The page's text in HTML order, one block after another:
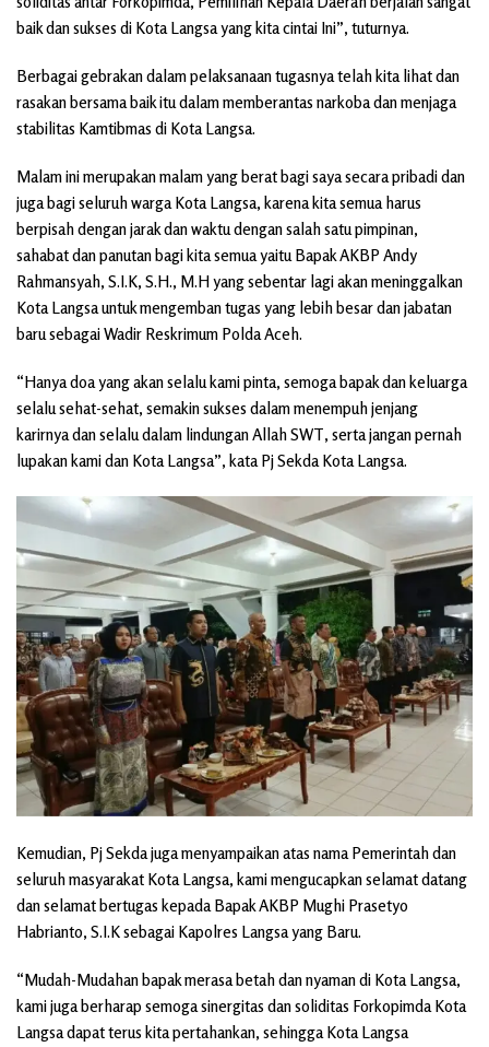
baik dan sukses di Kota Langsa yang kita cintai Ini”, tuturnya.
Berbagai gebrakan dalam pelaksanaan tugasnya telah kita lihat dan
rasakan bersama baik itu dalam memberantas narkoba dan menjaga
stabilitas Kamtibmas di Kota Langsa.
Malam ini merupakan malam yang berat bagi saya secara pribadi dan
juga bagi seluruh warga Kota Langsa, karena kita semua harus
berpisah dengan jarak dan waktu dengan salah satu pimpinan,
sahabat dan panutan bagi kita semua yaitu Bapak AKBP Andy
Rahmansyah, S.I.K, S.H., M.H yang sebentar lagi akan meninggalkan
Kota Langsa untuk mengemban tugas yang lebih besar dan jabatan
baru sebagai Wadir Reskrimum Polda Aceh.
“Hanya doa yang akan selalu kami pinta, semoga bapak dan keluarga
selalu sehat-sehat, semakin sukses dalam menempuh jenjang
karirnya dan selalu dalam lindungan Allah SWT, serta jangan pernah
lupakan kami dan Kota Langsa”, kata Pj Sekda Kota Langsa.
Kemudian, Pj Sekda juga menyampaikan atas nama Pemerintah dan
seluruh masyarakat Kota Langsa, kami mengucapkan selamat datang
dan selamat bertugas kepada Bapak AKBP Mughi Prasetyo
Habrianto, S.I.K sebagai Kapolres Langsa yang Baru.
“Mudah-Mudahan bapak merasa betah dan nyaman di Kota Langsa,
kami juga berharap semoga sinergitas dan soliditas Forkopimda Kota
Langsa dapat terus kita pertahankan, sehingga Kota Langsa